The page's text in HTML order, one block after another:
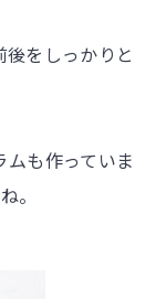
をしっかりと
も作っていま
。